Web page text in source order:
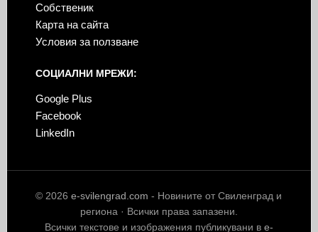
Собственик
Карта на сайта
Условия за ползване
СОЦИАЛНИ МРЕЖИ:
Google Plus
Facebook
LinkedIn
© 2026e-svilengrad.com - Новините от Свиленград и
региона · Всички права запазени.
Всички текстове и изображения публикувани в e-